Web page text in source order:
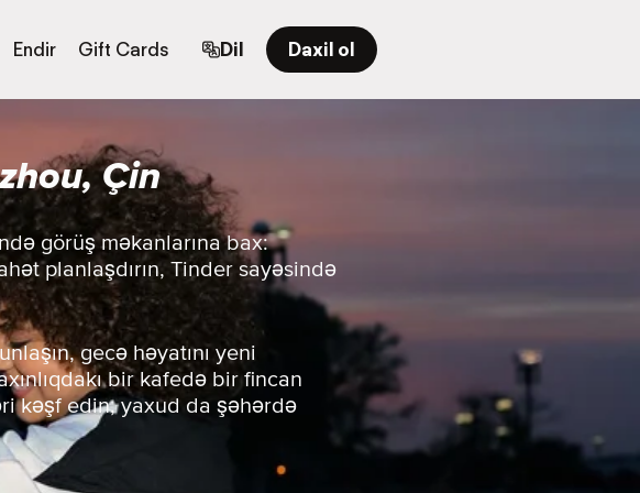
Endir Gift Cards Dil Daxil ol
Çin
görüş məkanlarına bax:
planlaşdırın, Tinder sayəsində
gecə həyatını yeni
bir kafedə bir fincan
kəşf edin, yaxud da şəhərdə